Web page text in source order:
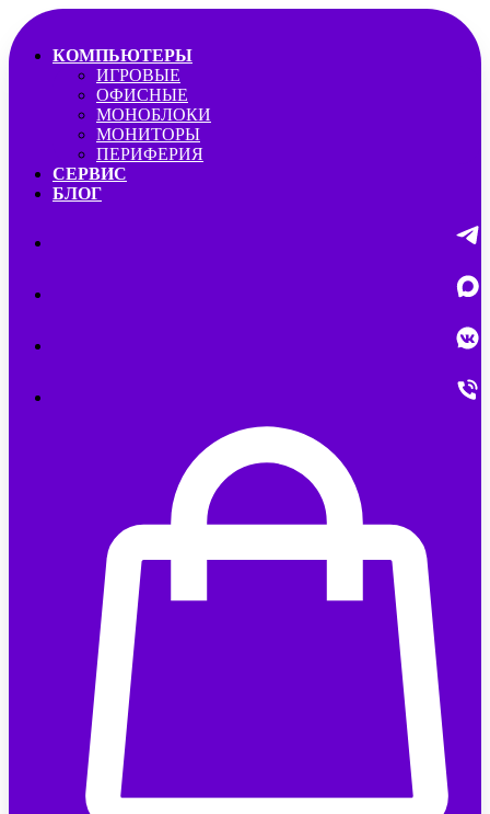
КОМПЬЮТЕРЫ
ИГРОВЫЕ
ОФИСНЫЕ
МОНОБЛОКИ
МОНИТОРЫ
ПЕРИФЕРИЯ
СЕРВИС
БЛОГ